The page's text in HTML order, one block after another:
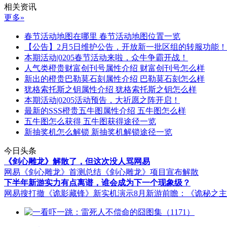
相关资讯
更多»
春节活动地图在哪里 春节活动地图位置一览
【公告】2月5日维护公告，开放新一批区组的转服功能！
本期活动|0205春节活动来啦，众牛争霸开战！
人气类橙贵财富创刊号属性介绍 财富创刊号怎么样
新出的橙贵巴勒莫石刻属性介绍 巴勒莫石刻怎么样
犹格索托斯之钥属性介绍 犹格索托斯之钥怎么样
本期活动|0205活动预告，大祈愿之阵开启！
最新的SSS橙贵五牛图属性介绍 五牛图怎么样
五牛图怎么获得 五牛图获得途径一览
新抽奖机怎么解锁 新抽奖机解锁途径一览
今日头条
《剑心雕龙》解散了，但这次没人骂网易
网易《剑心雕龙》首测总结 《剑心雕龙》项目宣布解散
下半年新游实力有点离谱，谁会成为下一个现象级？
网易搜打撤《诡影藏锋》新实机演示8月新游前瞻：《诡秘之